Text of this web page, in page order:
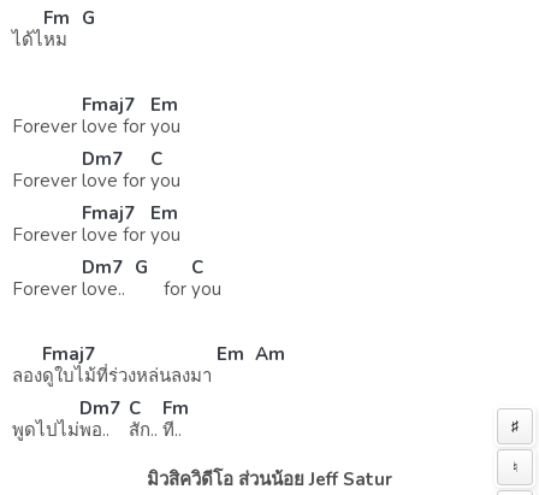
ได้ไ
Fm
หม
G
Forever
Fmaj7
love for
Em
you
Forever
Dm7
love for
C
you
Forever
Fmaj7
love for
Em
you
Forever
Dm7
love..
G
for
C
you
ลอง
Fmaj7
ดูใบไม้ที่ร่วงหล่นลงมา
Em Am
พูดไปไม่
Dm7
พอ..
C
สัก..
Fm
ที..
มิวสิควิดีโอ ส่วนน้อย Jeff Satur
♯
♮